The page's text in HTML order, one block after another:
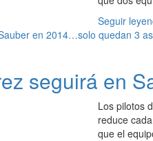
Seguir
seguirá en
Los pilotos
reduce
que el